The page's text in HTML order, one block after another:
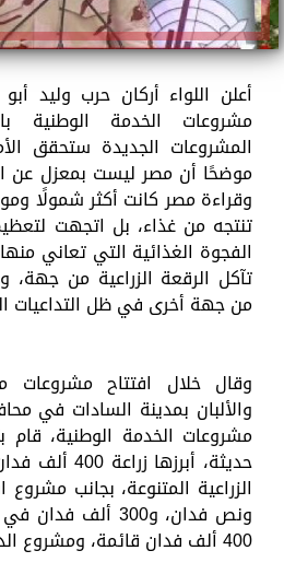
أعلن اللواء أركان حرب وليد
مشروعات الخدمة الوطنية
المشروعات الجديدة ستحقق
موضحًا أن مصر ليست بمعزل عن
وقراءة مصر كانت أكثر شمولًا
تنتجه من غذاء، بل اتجهت
الفجوة الغذائية التي تعاني
تآكل الرقعة الزراعية من جهة،
من جهة أخرى في ظل التداعيات
وقال خلال افتتاح مشروعات
والألبان بمدينة السادات في
مشروعات الخدمة الوطنية، قام
حديثة، أبرزها
الزراعية المتنوعة، بجانب
ونص فدان، و300
400 ألف فدان قائمة، ومشروع الدلتا الجديدة العملاق.